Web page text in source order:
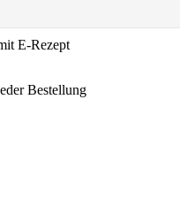
E-Rezept
Bestellung